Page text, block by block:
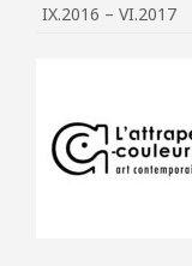
IX.2016 – VI.2017